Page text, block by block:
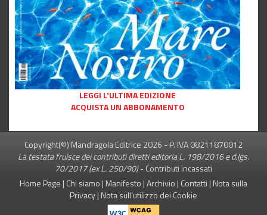
LEGGI L'ULTIMA EDIZIONE
ACQUISTA UN ABBONAMENTO
Copyright(©) Mandragola Editrice 2026 - P. IVA 08211870012
La testata fruisce dei contributi diretti editoria L. 198/2016 e d.lgs.
70/2017 (ex L. 250/90)-Contributi incassati
Home Page | Chi siamo | Manifesto |Archivio | Contatti | Nota sulla
Privacy| Nota sull’utilizzo dei Cookie